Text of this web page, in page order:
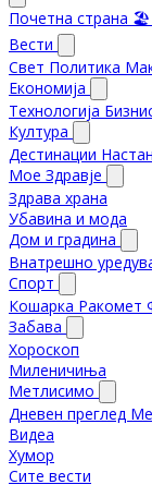
Почетна страна 🏖️
Вести
Свет Политика
Економија
Технологија
Култура
Дестинации
Мое Здравје
Здрава храна
Убавина и мода
Дом и градина
Внатрешно
Спорт
Кошарка Ракомет
Забава
Хороскоп
Миленичиња
Метлисимо
Дневен преглед
Видеа
Хумор
Сите вести